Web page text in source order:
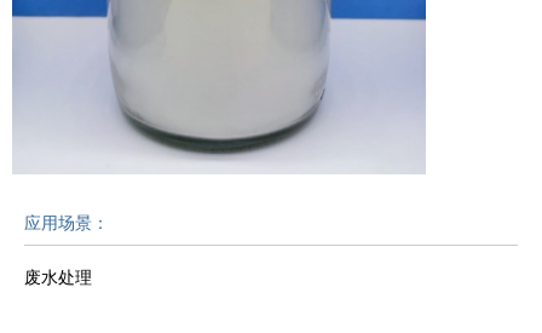
应用场景：
废水处理